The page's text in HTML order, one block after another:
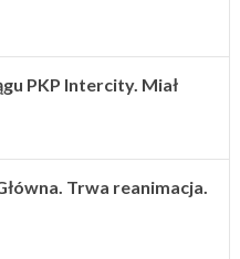
PKP Intercity. Miał
Trwa reanimacja.